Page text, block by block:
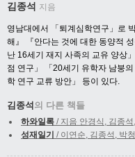
김종석 지음
영남대에서 「퇴계심학연구」로
해』 『안다는 것에 대한 동양적
난 16세기 재지 사족의 교유 양상
점 연구」 「20세기 유학자 남붕
학 연구 교류 방안」 등이 있다
김종석의 다른 책들
하와일록 / 지음 안경식, 김종
성재일기 / 이연순, 김종석, 박